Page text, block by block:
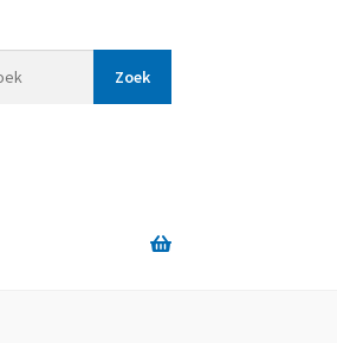
Zoek